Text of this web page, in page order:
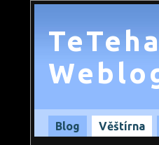
Blog Věštírna